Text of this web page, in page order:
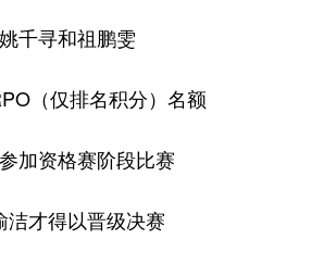
姚千寻和祖鹏雯
（仅排名积分）名额
加资格赛阶段比赛
洁才得以晋级决赛